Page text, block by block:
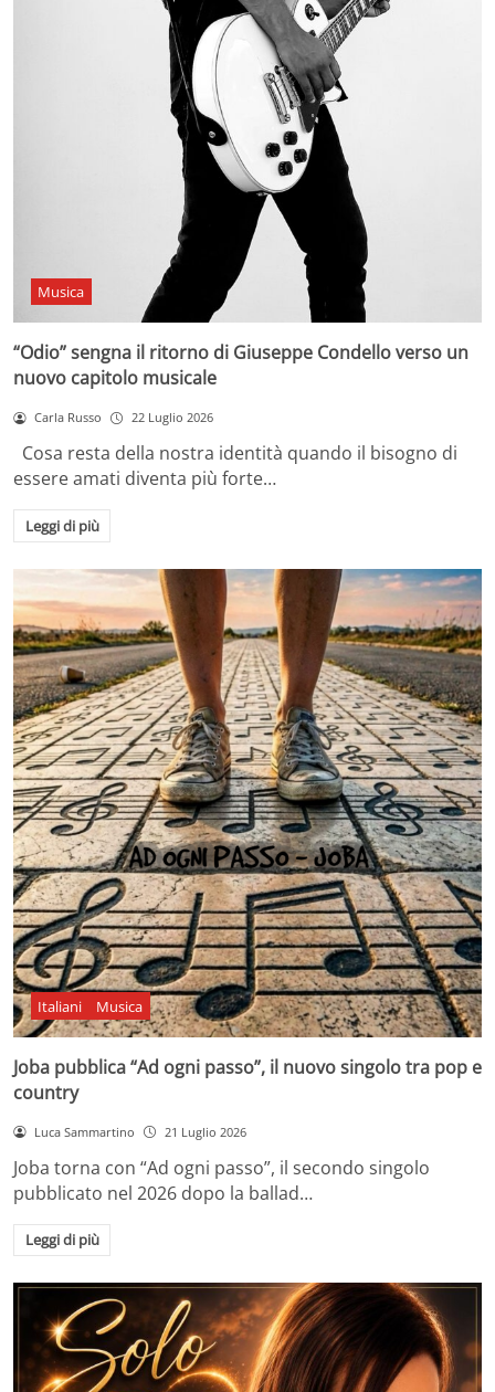
Musica
“Odio” sengna il ritorno di Giuseppe Condello verso un
nuovo capitolo musicale
Carla Russo 22 Luglio 2026
Cosa resta della nostra identità quando il bisogno di
essere amati diventa più forte…
Leggi di più
Italiani Musica
Joba pubblica “Ad ogni passo”, il nuovo singolo tra pop e
country
Luca Sammartino 21 Luglio 2026
Joba torna con “Ad ogni passo”, il secondo singolo
pubblicato nel 2026 dopo la ballad…
Leggi di più